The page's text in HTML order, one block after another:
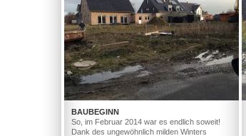
BAUBEGINN
So, im Februar 2014 war es endlich soweit!
Dank des ungewöhnlich milden Winters